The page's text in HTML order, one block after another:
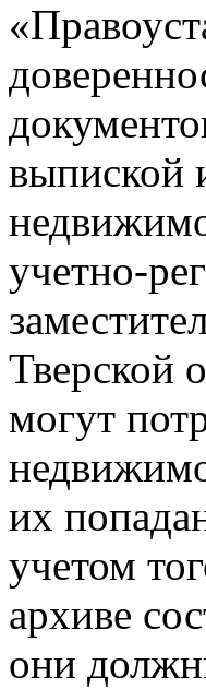
выпиской
учетно-
Тверской
могут
их
учетом
архиве
они